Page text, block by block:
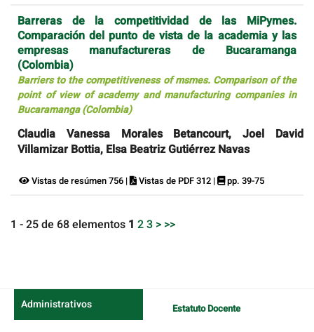
Barreras de la competitividad de las MiPymes.
Comparación del punto de vista de la academia y las
empresas manufactureras de Bucaramanga
(Colombia)
Barriers to the competitiveness of msmes. Comparison of the
point of view of academy and manufacturing companies in
Bucaramanga (Colombia)
Claudia Vanessa Morales Betancourt, Joel David
Villamizar Bottia, Elsa Beatriz Gutiérrez Navas
Vistas de resúmen 756 | Vistas de PDF 312 | pp. 39-75
1 - 25 de 68 elementos 1 23 > >>
Administrativos Estatuto Docente